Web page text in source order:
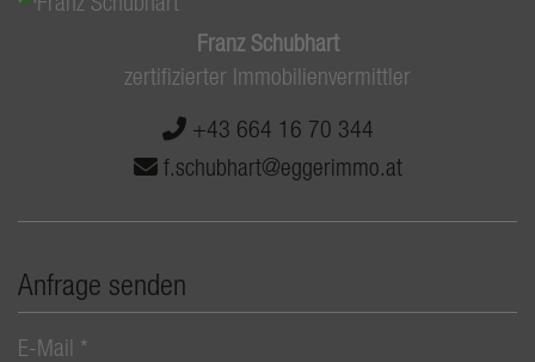
Franz Schubhart
zertifizierter Immobilienvermittler
+43 664 16 70 344
f.schubhart@eggerimmo.at
Anfrage senden
E-Mail